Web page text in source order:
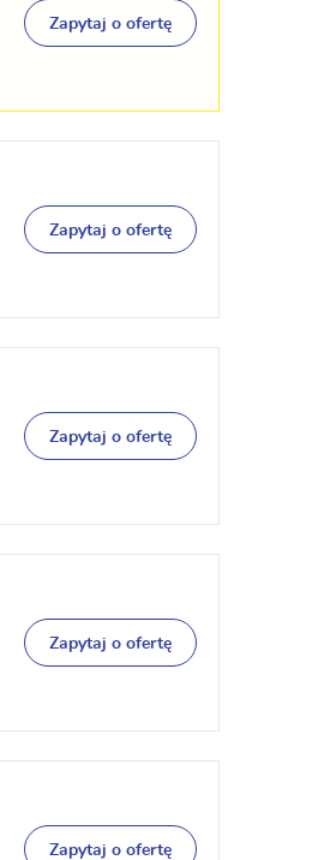
Zapytaj o ofertę
Zapytaj o ofertę
Zapytaj o ofertę
Zapytaj o ofertę
Zapytaj o ofertę